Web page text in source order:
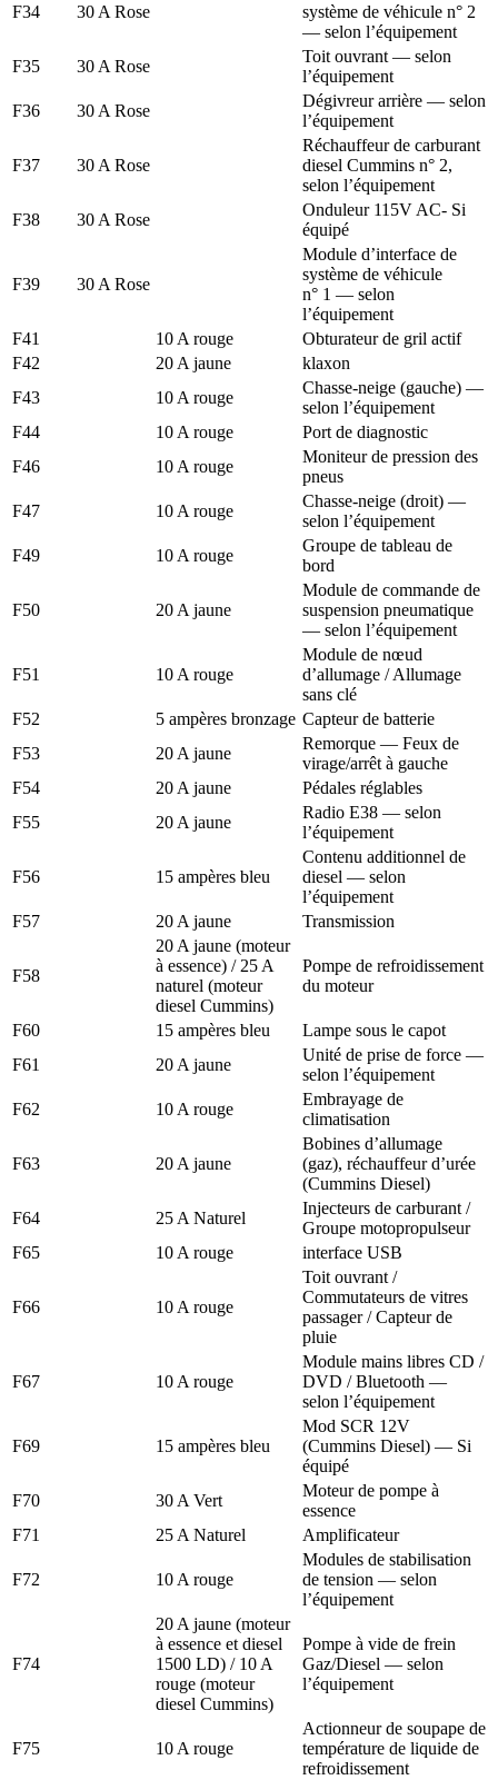
F34 30 A Rose
système de véhicule n° 2
— selon l’équipement
F35
30 A Rose
Toit ouvrant — selon
l’équipement
F36
30 A Rose
Dégivreur arrière — selon
l’équipement
F37 30 A Rose
Réchauffeur de carburant
diesel Cummins n° 2,
selon l’équipement
F38
30 A Rose
Onduleur 115V AC- Si
équipé
F39 30 A Rose
Module d’interface de
système de véhicule
n° 1 — selon
l’équipement
F41
10 A rouge
Obturateur de gril actif
F42
20 A jaune
klaxon
F43
10 A rouge
Chasse-neige (gauche) —
selon l’équipement
F44
10 A rouge
Port de diagnostic
F46
10 A rouge
Moniteur de pression des
pneus
F47
10 A rouge
Chasse-neige (droit) —
selon l’équipement
F49
10 A rouge
Groupe de tableau de
bord
F50 20 A jaune
Module de commande de
suspension pneumatique
— selon l’équipement
F51 10 A rouge
Module de nœud
d’allumage / Allumage
sans clé
F52
5 ampères bronzage Capteur de batterie
F53
20 A jaune
Remorque — Feux de
virage/arrêt à gauche
F54
20 A jaune
Pédales réglables
F55
20 A jaune
Radio E38 — selon
l’équipement
F56 15 ampères bleu
Contenu additionnel de
diesel — selon
l’équipement
F57
20 A jaune Transmission
F58
20 A jaune (moteur
à essence) / 25 A
naturel (moteur
diesel Cummins)
Pompe de refroidissement
du moteur
F60 15 ampères bleu
Lampe sous le capot
F61
20 A jaune
Unité de prise de force —
selon l’équipement
F62
10 A rouge
Embrayage de
climatisation
F63 20 A jaune
Bobines d’allumage
(gaz), réchauffeur d’urée
(Cummins Diesel)
F64
25 A Naturel
Injecteurs de carburant /
Groupe motopropulseur
F65
10 A rouge interface USB
F66 10 A rouge
Toit ouvrant /
Commutateurs de vitres
passager / Capteur de
pluie
F67 10 A rouge
Module mains libres CD /
DVD / Bluetooth —
selon l’équipement
F69 15 ampères bleu
Mod SCR 12V
(Cummins Diesel) — Si
équipé
F70
30 A Vert
Moteur de pompe à
essence
F71
25 A Naturel Amplificateur
F72 10 A rouge
Modules de stabilisation
de tension — selon
l’équipement
F74
20 A jaune (moteur
à essence et diesel
1500 LD) / 10 A
rouge (moteur
diesel Cummins)
Pompe à vide de frein
Gaz/Diesel — selon
l’équipement
F75 10 A rouge
Actionneur de soupape de
température de liquide de
refroidissement